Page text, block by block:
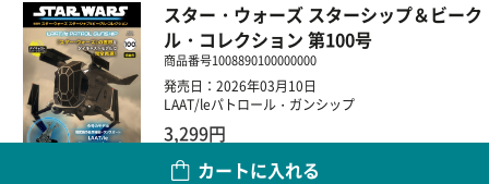
スター・ウォーズ スターシップ＆ビーク
ル・コレクション 第100号
商品番号1008890100000000
発売日：2026年03月10日
LAAT/leパトロール・ガンシップ
3,299円
カートに入れる